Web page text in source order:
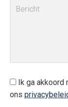
Ik ga akkoord
ons